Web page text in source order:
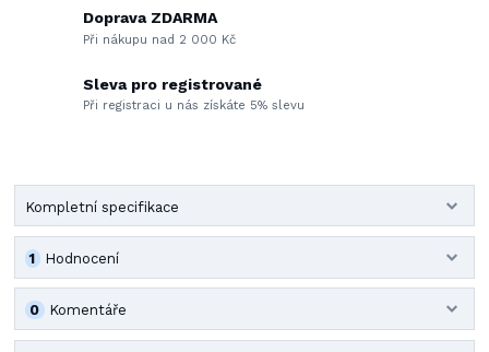
Doprava ZDARMA
Při nákupu nad 2 000 Kč
Sleva pro registrované
Při registraci u nás získáte 5% slevu
Kompletní specifikace
Hodnocení
1
Komentáře
0